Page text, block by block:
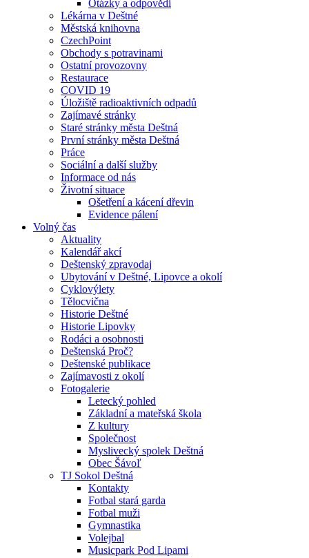
Otázky a odpovědi
Lékárna v Deštné
Městská knihovna
CzechPoint
Obchody s potravinami
Ostatní provozovny
Restaurace
COVID 19
Úložiště radioaktivních odpadů
Zajímavé stránky
Staré stránky města Deštná
První stránky města Deštná
Práce
Sociální a další služby
Informace od nás
Životní situace
Ošetření a kácení dřevin
Evidence pálení
Volný čas
Aktuality
Kalendář akcí
Deštenský zpravodaj
Ubytování v Deštné, Lipovce a okolí
Cyklovýlety
Tělocvična
Historie Deštné
Historie Lipovky
Rodáci a osobnosti
Deštenská Proč?
Deštenské publikace
Zajímavosti z okolí
Fotogalerie
Letecký pohled
Základní a mateřská škola
Z kultury
Společnost
Myslivecký spolek Deštná
Obec Šávoľ
TJ Sokol Deštná
Kontakty
Fotbal stará garda
Fotbal muži
Gymnastika
Volejbal
Musicpark Pod Lipami